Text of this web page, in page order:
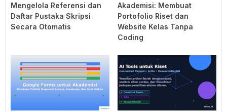
Mengelola Referensi dan
Daftar Pustaka Skripsi
Secara Otomatis
Akademisi: Membuat
Portofolio Riset dan
Website Kelas Tanpa
Coding